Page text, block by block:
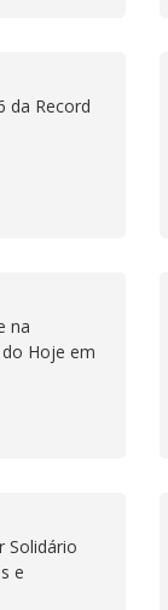
da Record
na
Hoje em
Solidário
e